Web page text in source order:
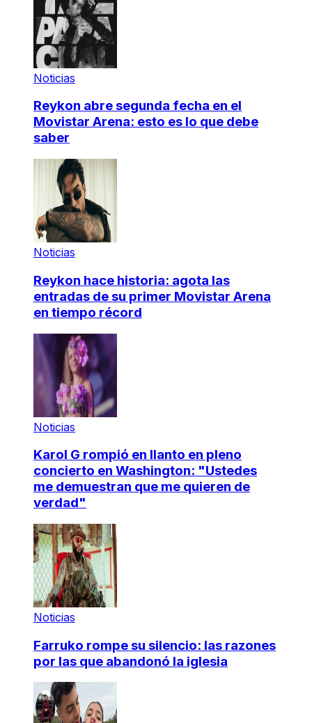
Noticias
Reykon abre segunda fecha en el
Movistar Arena: esto es lo que debe
saber
Noticias
Reykon hace historia: agota las
entradas de su primer Movistar Arena
en tiempo récord
Noticias
Karol G rompió en llanto en pleno
concierto en Washington: "Ustedes
me demuestran que me quieren de
verdad"
Noticias
Farruko rompe su silencio: las razones
por las que abandonó la iglesia